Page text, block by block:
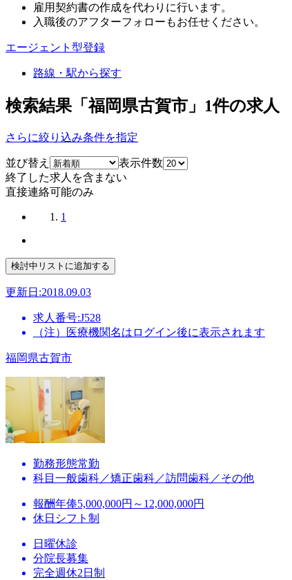
雇用契約書の作成を代わりに行います。
入職後のアフターフォローもお任せください。
エージェント型登録
路線・駅から探す
検索結果「福岡県古賀市」 1件の求人
さらに絞り込み条件を指定
並び替え
表示件数
終了した求人を含まない
直接連絡可能のみ
1
更新日:2018.09.03
求人番号:J528
（注）医療機関名はログイン後に表示されます
福岡県古賀市
勤務形態常勤
科目 一般歯科／矯正歯科／訪問歯科／その他
報酬年俸5,000,000円～12,000,000円
休日 シフト制
日曜休診
分院長募集
完全週休2日制